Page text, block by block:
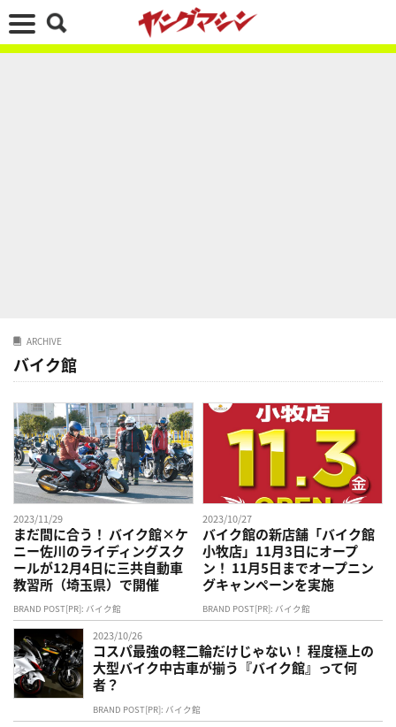
ARCHIVE
バイク館
2023/11/29
まだ間に合う！ バイク館×ケ
ニー佐川のライディングスク
ールが12月4日に三共自動車
教習所（埼玉県）で開催
BRAND POST[PR]: バイク館
2023/10/27
バイク館の新店舗「バイク館
小牧店」11月3日にオープ
ン！ 11月5日までオープニン
グキャンペーンを実施
BRAND POST[PR]: バイク館
2023/10/26
コスパ最強の軽二輪だけじゃない！ 程度極上の
大型バイク中古車が揃う『バイク館』って何
者？
BRAND POST[PR]: バイク館